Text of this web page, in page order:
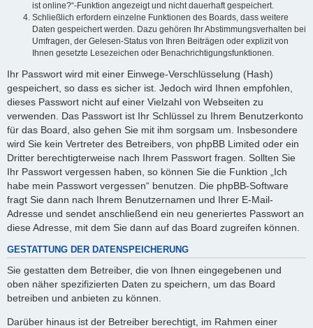
ist online?“-Funktion angezeigt und nicht dauerhaft gespeichert.
Schließlich erfordern einzelne Funktionen des Boards, dass weitere
Daten gespeichert werden. Dazu gehören Ihr Abstimmungsverhalten bei
Umfragen, der Gelesen-Status von Ihren Beiträgen oder explizit von
Ihnen gesetzte Lesezeichen oder Benachrichtigungsfunktionen.
Ihr Passwort wird mit einer Einwege-Verschlüsselung (Hash)
gespeichert, so dass es sicher ist. Jedoch wird Ihnen empfohlen,
dieses Passwort nicht auf einer Vielzahl von Webseiten zu
verwenden. Das Passwort ist Ihr Schlüssel zu Ihrem Benutzerkonto
für das Board, also gehen Sie mit ihm sorgsam um. Insbesondere
wird Sie kein Vertreter des Betreibers, von phpBB Limited oder ein
Dritter berechtigterweise nach Ihrem Passwort fragen. Sollten Sie
Ihr Passwort vergessen haben, so können Sie die Funktion „Ich
habe mein Passwort vergessen“ benutzen. Die phpBB-Software
fragt Sie dann nach Ihrem Benutzernamen und Ihrer E-Mail-
Adresse und sendet anschließend ein neu generiertes Passwort an
diese Adresse, mit dem Sie dann auf das Board zugreifen können.
GESTATTUNG DER DATENSPEICHERUNG
Sie gestatten dem Betreiber, die von Ihnen eingegebenen und
oben näher spezifizierten Daten zu speichern, um das Board
betreiben und anbieten zu können.
Darüber hinaus ist der Betreiber berechtigt, im Rahmen einer